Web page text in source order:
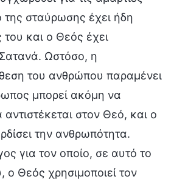
της σταύρωσης έχει ήδη
του και ο Θεός έχει
Σατανά. Ωστόσο, η
του ανθρώπου παραμένει
μπορεί ακόμη να
στον Θεό, και ο
την ανθρωπότητα.
για τον οποίο, σε αυτό το
ο Θεός χρησιμοποιεί τον